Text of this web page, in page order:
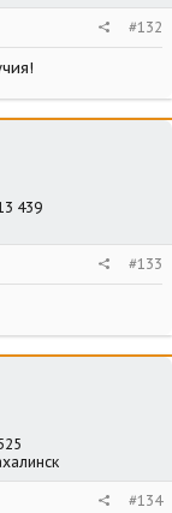
#132
439
#133
#134